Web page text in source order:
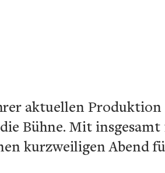
aktuellen
Bühne. Mit
kurzweiligen Abend